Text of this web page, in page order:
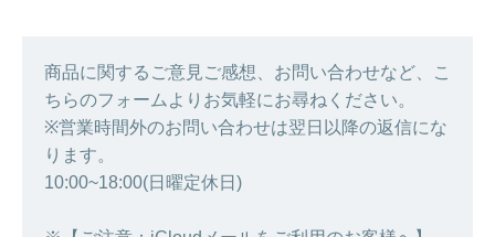
商品に関するご意見ご感想、お問い合わせなど、こ
ちらのフォームよりお気軽にお尋ねください。
※営業時間外のお問い合わせは翌日以降の返信にな
ります。
10:00~18:00(日曜定休日)